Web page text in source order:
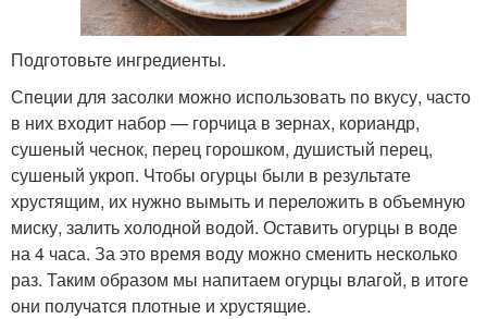
Подготовьте ингредиенты.
Специи для засолки можно использовать по вкусу, часто
в них входит набор — горчица в зернах, кориандр,
сушеный чеснок, перец горошком, душистый перец,
сушеный укроп. Чтобы огурцы были в результате
хрустящим, их нужно вымыть и переложить в объемную
миску, залить холодной водой. Оставить огурцы в воде
на 4 часа. За это время воду можно сменить несколько
раз. Таким образом мы напитаем огурцы влагой, в итоге
они получатся плотные и хрустящие.